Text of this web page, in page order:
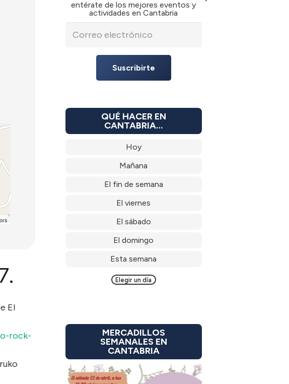
El
rock-
entérate de los mejores eventos y
actividades en Cantabria
Suscribirte
QUÉ HACER EN
CANTABRIA…
Hoy
Mañana
El fin de semana
El viernes
El sábado
El domingo
Esta semana
Elegir un día
MERCADILLOS
SEMANALES EN
CANTABRIA